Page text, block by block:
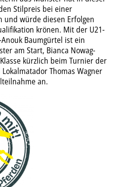
Stilpreis bei einer
und würde diesen Erfolgen
krönen. Mit der U21-
Baumgürtel ist ein
am Start, Bianca Nowag-
kürzlich beim Turnier der
Thomas Wagner
an.